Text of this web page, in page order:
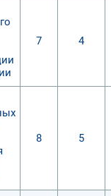
формированию и
основном общем,
7 4
8 5